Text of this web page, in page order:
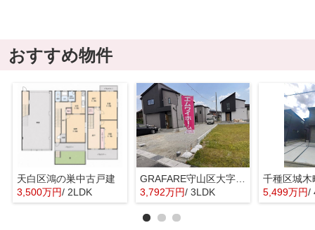
おすすめ物件
天白区鴻の巣中古戸建
3,500万円/ 2LDK
GRAFARE守山区大字上志段味6期4棟【仲介手数料無料 上志段味東小 志段味中】
3,792万円/ 3LDK
千種区城木
5,499万円/